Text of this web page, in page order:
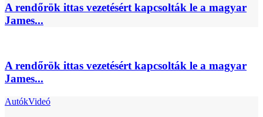
A rendőrök ittas vezetésért kapcsolták le a magyar
James...
A rendőrök ittas vezetésért kapcsolták le a magyar
James...
AutókVideó